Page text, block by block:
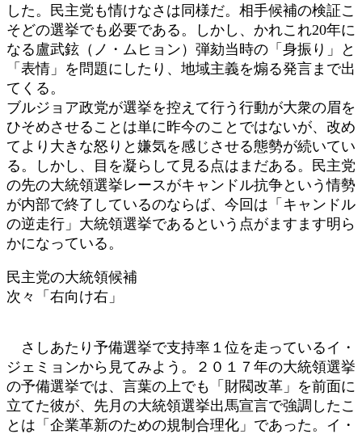
した。民主党も情けなさは同様だ。相手候補の検証こ
そどの選挙でも必要である。しかし、かれこれ20年に
なる盧武鉉（ノ・ムヒョン）弾劾当時の「身振り」と
「表情」を問題にしたり、地域主義を煽る発言まで出
てくる。
ブルジョア政党が選挙を控えて行う行動が大衆の眉を
ひそめさせることは単に昨今のことではないが、改め
てより大きな怒りと嫌気を感じさせる態勢が続いてい
る。しかし、目を凝らして見る点はまだある。民主党
の先の大統領選挙レースがキャンドル抗争という情勢
が内部で終了しているのならば、今回は「キャンドル
の逆走行」大統領選挙であるという点がますます明ら
かになっている。
民主党の大統領候補
次々「右向け右」
さしあたり予備選挙で支持率１位を走っているイ・
ジェミョンから見てみよう。２０１７年の大統領選挙
の予備選挙では、言葉の上でも「財閥改革」を前面に
立てた彼が、先月の大統領選挙出馬宣言で強調したこ
とは「企業革新のための規制合理化」であった。イ・